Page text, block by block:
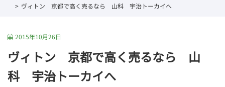
ヴィトン 京都で高く売るなら 山科 宇治トーカイへ
2015年10月26日
ヴィトン 京都で高く売るなら 山
科 宇治トーカイへ